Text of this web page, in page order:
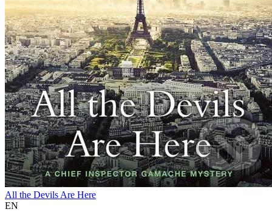
All the Devils Are Here
EN